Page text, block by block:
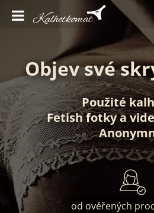
Objev své
Použité
Fetish fotkya
od ověřených